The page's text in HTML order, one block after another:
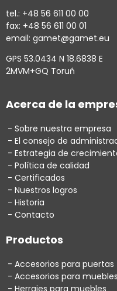
tel.: +48 56 611 00 00
fax: +48 56 611 00 01
email: gamet@gamet.eu
GPS 53.0434 N 18.6838 E
2MVM+GQ Toruń
Acerca de la
Sobre nuestra empresa
El consejo de
Estrategia de
Política de calidad
Certificados
Nuestros logros
Historia
Contacto
Productos
Accesorios para puertas
Accesorios para muebles